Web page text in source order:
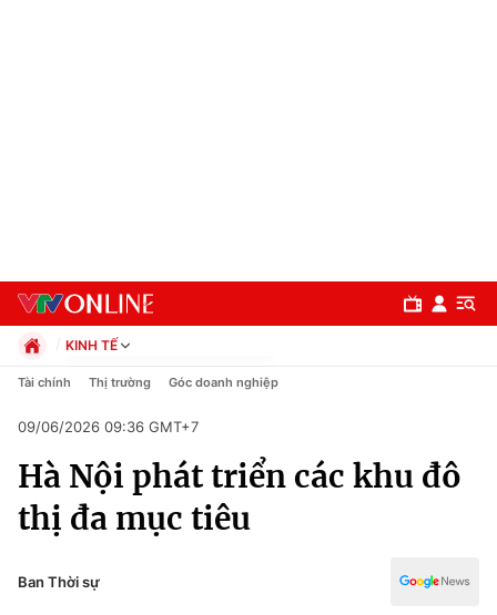
Chuyên mục
Chính trị
KINH TẾ
Chính trị
Pháp luật
Kinh tế
Thể thao
Truyền hình
Y tế
Tài chính Thị trường Góc doanh nghiệp
09/06/2026 09:36 GMT+7
Hà Nội phát triển các khu đô
thị đa mục tiêu
Ban Thời sự